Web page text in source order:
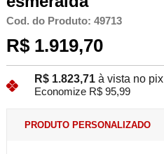
Cod. do Produto: 49713
R$ 1.919,70
R$ 1.823,71 à vista no pix
Economize R$ 95,99
PRODUTO PERSONALIZADO